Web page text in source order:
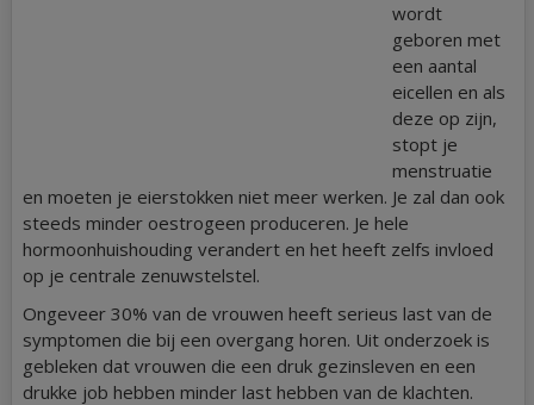
wordt
geboren met
een aantal
eicellen en als
deze op zijn,
stopt je
menstruatie
en moeten je eierstokken niet meer werken. Je zal dan ook
steeds minder oestrogeen produceren. Je hele
hormoonhuishouding verandert en het heeft zelfs invloed
op je centrale zenuwstelstel.
Ongeveer 30% van de vrouwen heeft serieus last van de
symptomen die bij een overgang horen. Uit onderzoek is
gebleken dat vrouwen die een druk gezinsleven en een
drukke job hebben minder last hebben van de klachten.